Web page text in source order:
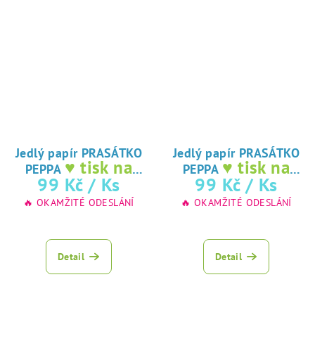
Jedlý papír PRASÁTKO
PEPPA ♥ tisk na
jedlý papír
99 Kč / Ks
🔥 OKAMŽITÉ ODESLÁNÍ
Detail
Jedlý papír PRASÁTKO
PEPPA ♥ tisk na
jedlý papír
99 Kč / Ks
🔥 OKAMŽITÉ ODESLÁNÍ
Detail